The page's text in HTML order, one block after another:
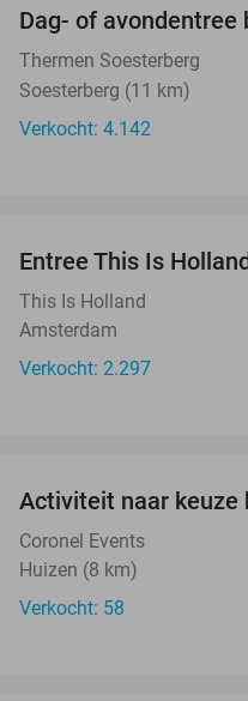
Dag- of avondentree
Thermen Soesterberg
Soesterberg (11 km)
Verkocht: 4.142
Entree This Is
This Is Holland
Amsterdam
Verkocht: 2.297
Activiteit naar keuze
Coronel Events
Huizen (8 km)
Verkocht: 58